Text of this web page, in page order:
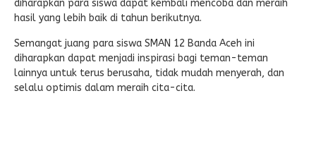
diharapkan para siswa dapat kembali mencoba dan meraih
hasil yang lebih baik di tahun berikutnya.
Semangat juang para siswa SMAN 12 Banda Aceh ini
diharapkan dapat menjadi inspirasi bagi teman-teman
lainnya untuk terus berusaha, tidak mudah menyerah, dan
selalu optimis dalam meraih cita-cita.